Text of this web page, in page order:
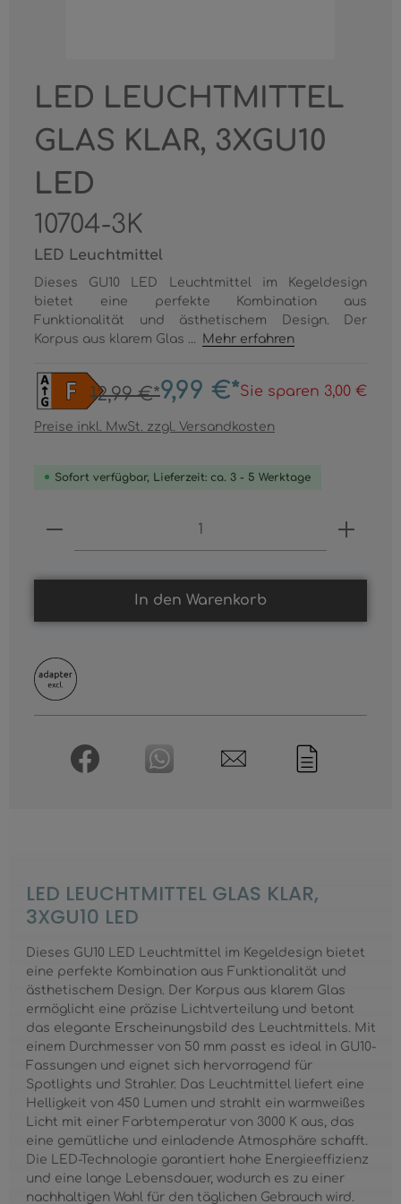
LED LEUCHTMITTEL
GLAS KLAR, 3XGU10
LED
10704-3K
LED Leuchtmittel
Dieses GU10 LED Leuchtmittel im Kegeldesign
bietet eine perfekte Kombination aus
Funktionalität und ästhetischem Design. Der
Korpus aus klarem Glas ...
Mehr erfahren
12,99 €*9,99 €*Sie sparen 3,00 €
Preise inkl. MwSt. zzgl. Versandkosten
Sofort verfügbar, Lieferzeit: ca. 3 - 5 Werktage
Produkt Anzahl: Gib den
In den Warenkorb
LED LEUCHTMITTEL GLAS KLAR,
3XGU10 LED
Dieses GU10 LED Leuchtmittel im Kegeldesign bietet
eine perfekte Kombination aus Funktionalität und
ästhetischem Design. Der Korpus aus klarem Glas
ermöglicht eine präzise Lichtverteilung und betont
das elegante Erscheinungsbild des Leuchtmittels. Mit
einem Durchmesser von 50 mm passt es ideal in GU10-
Fassungen und eignet sich hervorragend für
Spotlights und Strahler. Das Leuchtmittel liefert eine
Helligkeit von 450 Lumen und strahlt ein warmweißes
Licht mit einer Farbtemperatur von 3000 K aus, das
eine gemütliche und einladende Atmosphäre schafft.
Die LED-Technologie garantiert hohe Energieeffizienz
und eine lange Lebensdauer, wodurch es zu einer
nachhaltigen Wahl für den täglichen Gebrauch wird.